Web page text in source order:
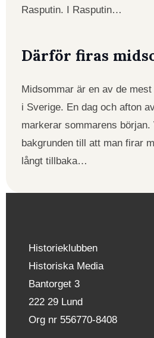
Rasputin. I Rasputin…
Därför firas
Midsommar är en av de
i Sverige. En dag och afton
markerar sommarens början.
bakgrunden till att man firar
långt tillbaka…
Historieklubben
Historiska Media
Bantorget 3
222 29 Lund
Org nr 556770-8408